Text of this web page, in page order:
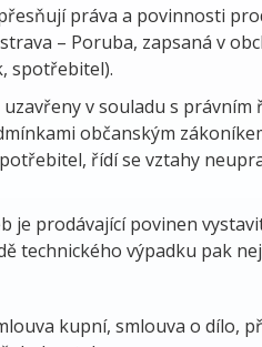
práva a povinnosti
– Poruba, zapsaná v
spotřebitel).
v souladu s
občanským
řídí se vztahy
je prodávající povinen
technického výpadku pak
kupní, smlouva o dílo,